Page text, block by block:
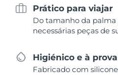
Prático para viajar
Do tamanho da palma
necessárias peças de
Higiénico e à
Fabricado com